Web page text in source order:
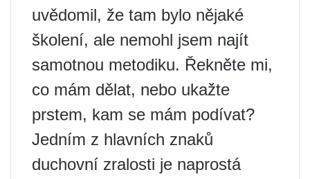
uvědomil, že tam bylo nějaké
školení, ale nemohl jsem najít
samotnou metodiku. Řekněte mi,
co mám dělat, nebo ukažte
prstem, kam se mám podívat?
Jedním z hlavních znaků
duchovní zralosti je naprostá